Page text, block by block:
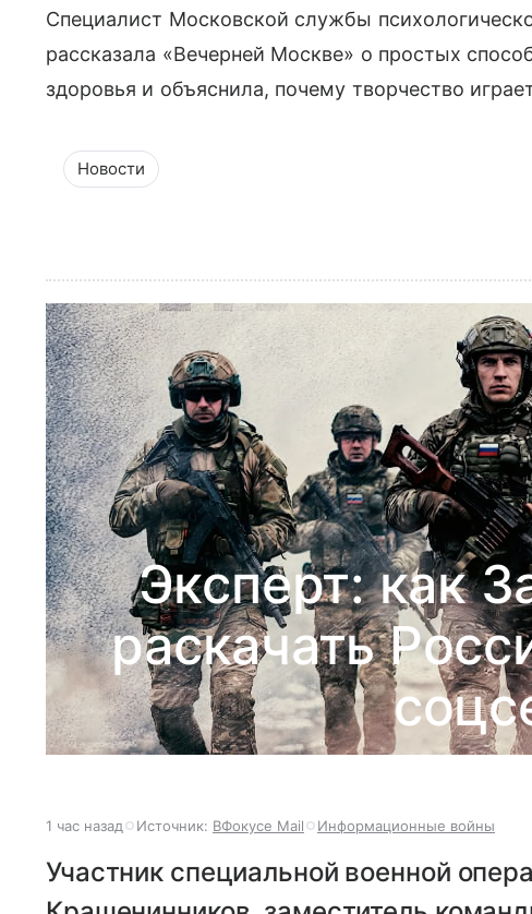
Специалист Московской службы
рассказала «Вечерней Москве» о простых
здоровья и объяснила, почему творчество
Новости
Эксперт: как
раскачать
1 час назад Источник: ВФокусе Mail Информационные войны
Участник специальной военной